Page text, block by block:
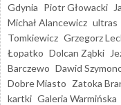
Gdynia Piotr Głowacki
Michał Alancewicz ultras
Tomkiewicz Grzegorz
Łopatko Dolcan Ząbki
Barczewo Dawid
Dobre Miasto Zatoka
kartki Galeria Warmińska